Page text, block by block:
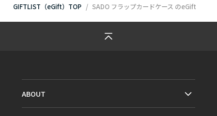
GIFTLIST（eGift）TOP SADO フラップカードケース のeGift
ABOUT